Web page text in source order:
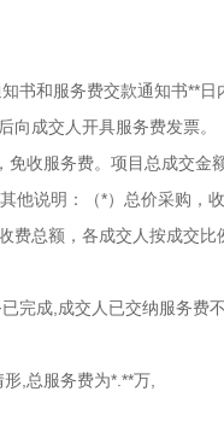
书和服务费交款通知书**
向成交人开具服务费发票。
收服务费。项目总成交
他说明：（*）总价采购
费总额，各成交人按成交
完成,成交人已交纳服务费不
,总服务费为*.**万,